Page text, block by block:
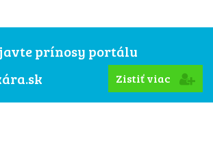
prínosy portálu
Zistiť viac